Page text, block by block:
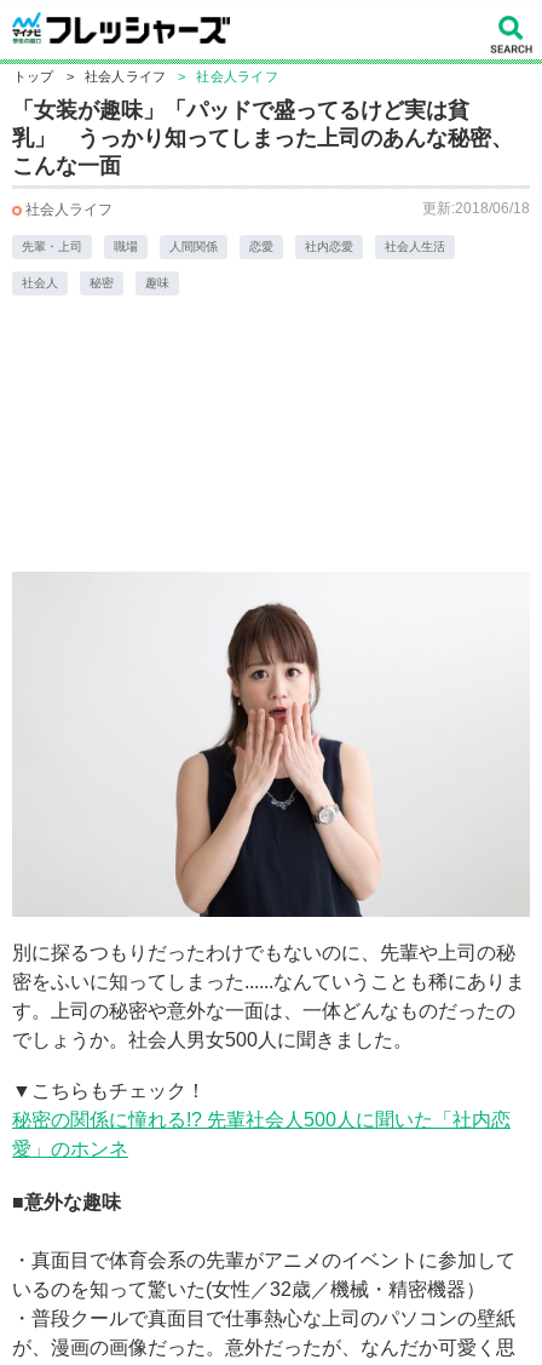
トップ > 社会人ライフ > 社会人ライフ
「女装が趣味」「パッドで盛ってるけど実は貧
乳」 うっかり知ってしまった上司のあんな秘密、
こんな一面
社会人ライフ 更新:2018/06/18
先輩・上司 職場 人間関係 恋愛 社内恋愛 社会人生活
社会人 秘密 趣味
別に探るつもりだったわけでもないのに、先輩や上司の秘
密をふいに知ってしまった......なんていうことも稀にありま
す。上司の秘密や意外な一面は、一体どんなものだったの
でしょうか。社会人男女500人に聞きました。
▼こちらもチェック！
秘密の関係に憧れる!? 先輩社会人500人に聞いた「社内恋
愛」のホンネ
■意外な趣味
・真面目で体育会系の先輩がアニメのイベントに参加して
いるのを知って驚いた(女性／32歳／機械・精密機器）
・普段クールで真面目で仕事熱心な上司のパソコンの壁紙
が、漫画の画像だった。意外だったが、なんだか可愛く思